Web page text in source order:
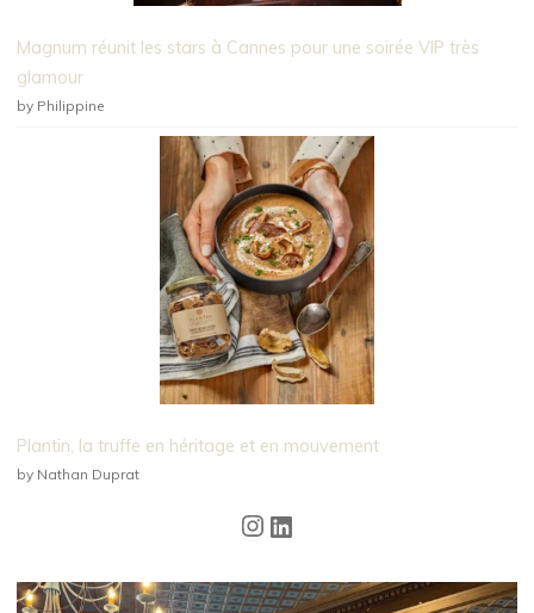
Magnum réunit les stars à Cannes pour une soirée VIP très
glamour
by Philippine
Plantin, la truffe en héritage et en mouvement
by Nathan Duprat
Instagram
LinkedIn